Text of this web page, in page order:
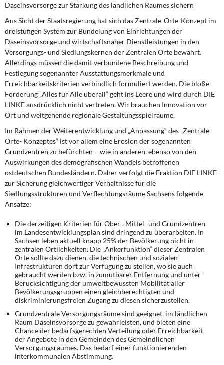
Kontakt
Daseinsvorsorge zur Stärkung des ländlichen Raumes sichern
Aus Sicht der Staatsregierung hat sich das Zentrale-Orte-Konzept im
dreistufigen System zur Bündelung von Einrichtungen der
Daseinsvorsorge und wirtschaftsnaher Dienstleistungen in den
Versorgungs- und Siedlungskernen der Zentralen Orte bewährt.
Allerdings müssen die damit verbundene Beschreibung und
Festlegung sogenannter Ausstattungsmerkmale und
Erreichbarkeitskriterien verbindlich formuliert werden. Die bloße
Forderung „Alles für Alle überall“ geht ins Leere und wird durch DIE
LINKE ausdrücklich nicht vertreten. Wir brauchen Innovation vor
Ort und weitgehende regionale Gestaltungsspielräume.
Im Rahmen der Weiterentwicklung und „Anpassung“ des „Zentrale-
Orte- Konzeptes“ ist vor allem eine Erosion der sogenannten
Grundzentren zu befürchten – wie in anderen, ebenso von den
Auswirkungen des demografischen Wandels betroffenen
ostdeutschen Bundesländern. Daher verfolgt die Fraktion DIE LINKE
zur Sicherung gleichwertiger Verhältnisse für die
Siedlungsstrukturen und Verflechtungsräume Sachsens folgende
Ansätze:
Die derzeitigen Kriterien für Ober-, Mittel- und Grundzentren
im Landesentwicklungsplan sind dringend zu überarbeiten. In
Sachsen leben aktuell knapp 25% der Bevölkerung nicht in
zentralen Örtlichkeiten. Die „Ankerfunktion“ dieser Zentralen
Orte sollte dazu dienen, die technischen und sozialen
Infrastrukturen dort zur Verfügung zu stellen, wo sie auch
gebraucht werden bzw. in zumutbarer Entfernung und unter
Berücksichtigung der umweltbewussten Mobilität aller
Bevölkerungsgruppen einen gleichberechtigten und
diskriminierungsfreien Zugang zu diesen sicherzustellen.
Grundzentrale Versorgungsräume sind geeignet, im ländlichen
Raum Daseinsvorsorge zu gewährleisten, und bieten eine
Chance der bedarfsgerechten Verteilung oder Erreichbarkeit
der Angebote in den Gemeinden des Gemeindlichen
Versorgungsraumes. Das bedarf einer funktionierenden
interkommunalen Abstimmung.